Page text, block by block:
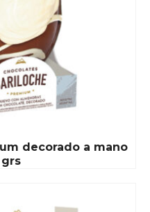
decorado a mano
grs